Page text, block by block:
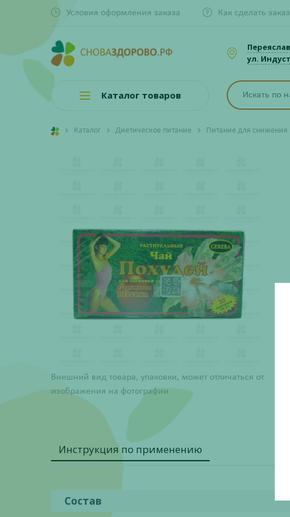
Условия оформления заказа Как сделать заказ
ул.
Каталог товаров
Каталог Диетическое питание Питание для снижения
Внешний вид товара, упаковки, может отличаться от
изображения на фотографии
Инструкция по применению
Состав